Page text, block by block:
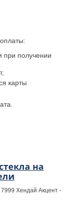
получении
карты
на
Хендай Акцент -